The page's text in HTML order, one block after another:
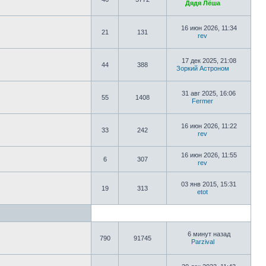
Дядя Лёша
21 131
16 июн 2026, 11:34
rev
44 388
17 дек 2025, 21:08
Зоркий Астроном
55 1408
31 авг 2025, 16:06
Fermer
33 242
16 июн 2026, 11:22
rev
6 307
16 июн 2026, 11:55
rev
19 313
03 янв 2015, 15:31
etot
790 91745
6 минут назад
Parzival